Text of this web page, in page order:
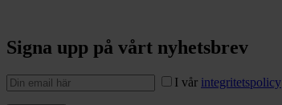
Signa upp på vårt nyhetsbrev
I vår integritetspolicy